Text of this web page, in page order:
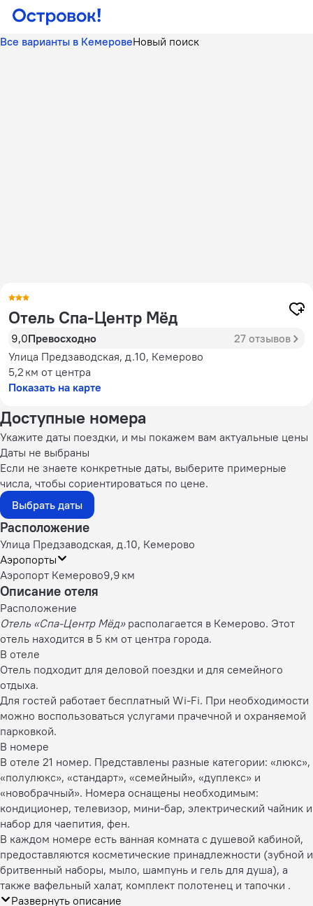
Все варианты в КемеровеНовый поиск
Отель Спа-Центр Мёд
9,0Превосходно
27 отзывов
Улица Предзаводская, д.10, Кемерово
5,2 км от центра
Показать на карте
Доступные номера
Укажите даты поездки, и мы покажем вам актуальные цены
Даты не выбраны
Если не знаете конкретные даты, выберите примерные
числа, чтобы сориентироваться по цене.
Выбрать даты
Расположение
Улица Предзаводская, д.10, Кемерово
Аэропорты
Аэропорт Кемерово9,9 км
Описание отеля
Расположение
Отель «Спа-Центр Мёд»располагается в Кемерово. Этот
отель находится в 5 км от центра города.
В отеле
Отель подходит для деловой поездки и для семейного
отдыха.
Для гостей работает бесплатный Wi-Fi. При необходимости
можно воспользоваться услугами прачечной и охраняемой
парковкой.
В номере
В отеле 21 номер. Представлены разные категории: «люкс»,
«полулюкс», «стандарт», «семейный», «дуплекс» и
«новобрачный». Номера оснащены необходимым:
кондиционер, телевизор, мини-бар, электрический чайник и
набор для чаепития, фен.
В каждом номере есть ванная комната с душевой кабиной,
предоставляются косметические принадлежности (зубной и
бритвенный наборы, мыло, шампунь и гель для душа), а
также вафельный халат, комплект полотенец и тапочки .
Развернуть описание